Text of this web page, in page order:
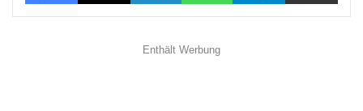
Enthält Werbung